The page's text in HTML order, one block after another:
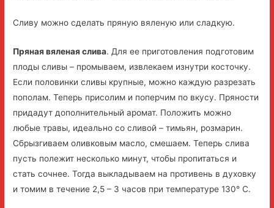
Сливу можно сделать пряную вяленую или сладкую.
Пряная вяленая слива. Для ее приготовления подготовим
плоды сливы – промываем, извлекаем изнутри косточку.
Если половинки сливы крупные, можно каждую разрезать
пополам. Теперь присолим и поперчим по вкусу. Пряности
придадут дополнительный аромат. Положить можно
любые травы, идеально со сливой – тимьян, розмарин.
Сбрызгиваем оливковым масло, смешаем. Теперь слива
пусть полежит несколько минут, чтобы пропитаться и
стать сочнее. Тогда выкладываем на противень в духовку
и томим в течение 2,5 – 3 часов при температуре 130° С.